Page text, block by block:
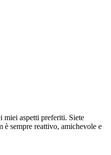
aspetti preferiti. Siete
sempre reattivo, amichevole e